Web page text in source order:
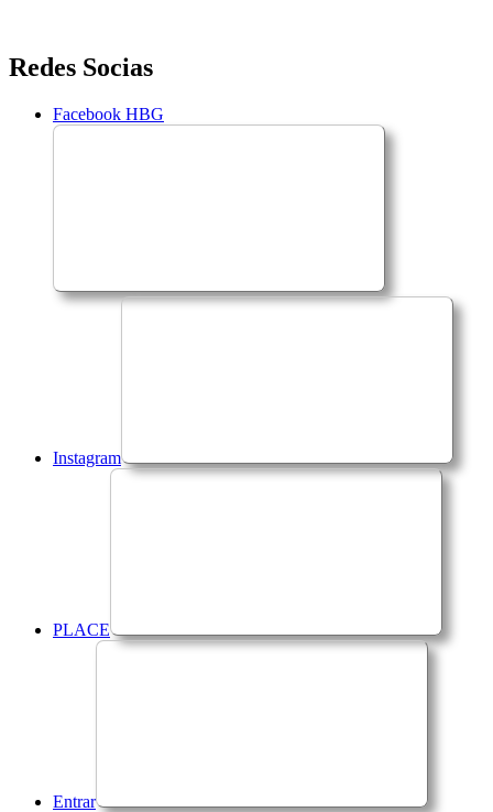
Saltar
para
conteúdo
Redes Socias
Facebook HBG
Instagram
PLACE
Entrar